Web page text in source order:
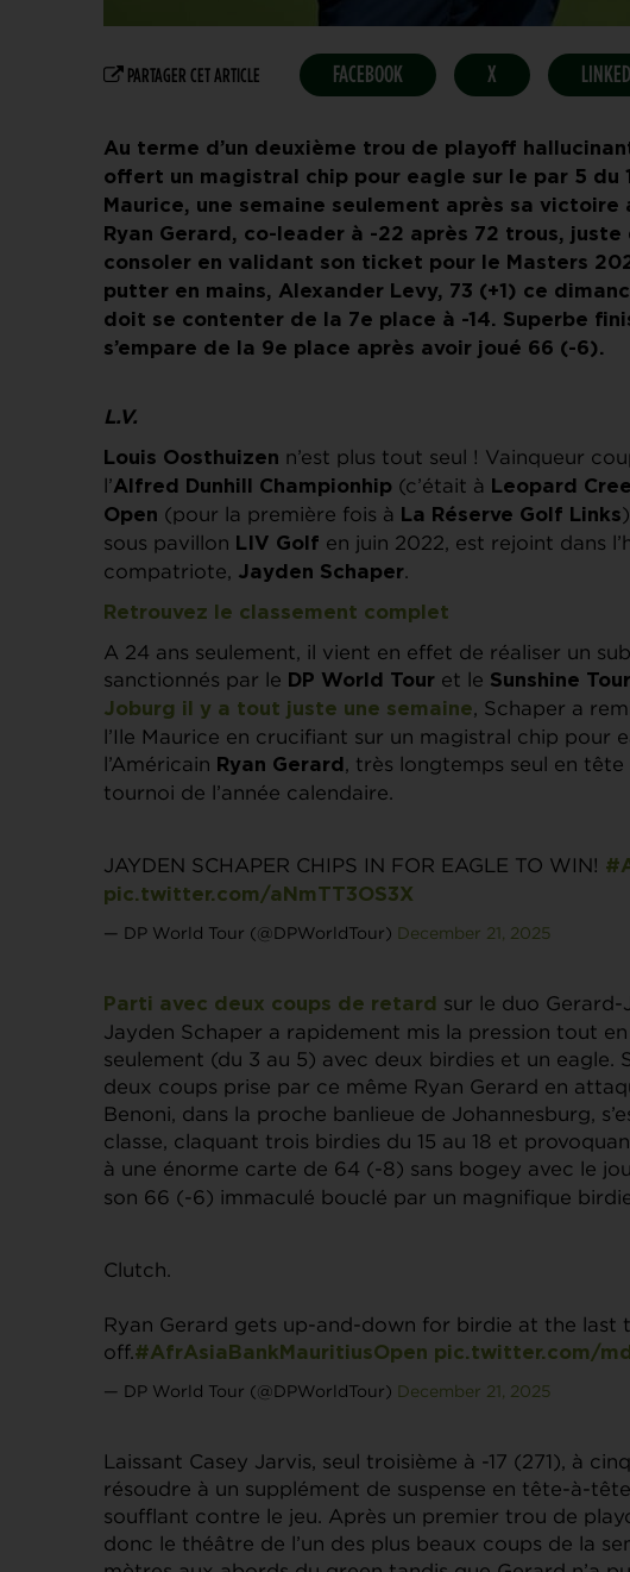
PARTAGER CET ARTICLE FACEBOOK X
Au terme d’un deuxième trou de playoff
offert un magistral chip pour eagle sur le par 5 du
Maurice, une semaine seulement après sa victoire
Ryan Gerard, co-leader à -22 après 72 trous,
consoler en validant son ticket pour le Masters
putter en mains, Alexander Levy, 73 (+1) ce
doit se contenter de la 7e place à -14. Superbe
s’empare de la 9e place après avoir joué 66 (-6).
L.V.
Louis Oosthuizen n’est plus tout seul ! Vainqueur
l’Alfred Dunhill Championhip (c’était à Leopard
Open (pour la première fois à La Réserve Golf Links
sous pavillon LIV Golf en juin 2022, est rejoint dans
compatriote, Jayden Schaper.
Retrouvez le classement complet
A 24 ans seulement, il vient en effet de réaliser un
sanctionnés par le DP World Tour et le Sunshine Tour
Joburg il y a tout juste une semaine, Schaper a
l’Ile Maurice en crucifiant sur un magistral chip pour
l’Américain Ryan Gerard , très longtemps seul en
tournoi de l’année calendaire.
JAYDEN SCHAPER CHIPS IN FOR EAGLE TO WIN!
pic.twitter.com/aNmTT3OS3X
— DP World Tour (@DPWorldTour) December 21, 2025
Parti avec deux coups de retard
sur le duo Gerard-
Jayden Schaper a rapidement mis la pression tout
seulement (du 3 au 5) avec deux birdies et un eagle.
deux coups prise par ce même Ryan Gerard en
Benoni, dans la proche banlieue de Johannesburg,
classe, claquant trois birdies du 15 au 18 et
à une énorme carte de 64 (-8) sans bogey avec le
son 66 (-6) immaculé bouclé par un magnifique
Clutch.
Ryan Gerard gets up-and-down for birdie at the last
off.#AfrAsiaBankMauritiusOpen pic.twitter.com/
— DP World Tour (@DPWorldTour) December 21, 2025
Laissant Casey Jarvis, seul troisième à -17 (271), à
résoudre à un supplément de suspense en tête-à-
soufflant contre le jeu. Après un premier trou de
donc le théâtre de l’un des plus beaux coups de la